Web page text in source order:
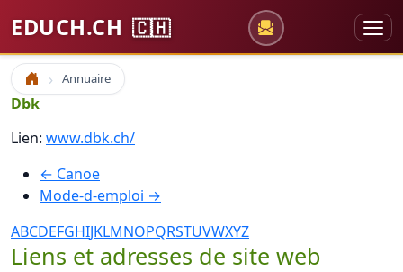
EDUCH.CH 🇨🇭
Accueil Annuaire
Dbk
Lien: www.dbk.ch/
← Canoe
Mode-d-emploi →
ABCDEFGHIJKLMNOPQRSTUVWXYZ
Liens et adresses de site web